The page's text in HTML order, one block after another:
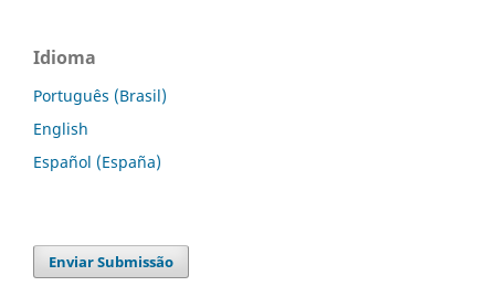
Idioma
Português (Brasil)
English
Español (España)
Enviar Submissão